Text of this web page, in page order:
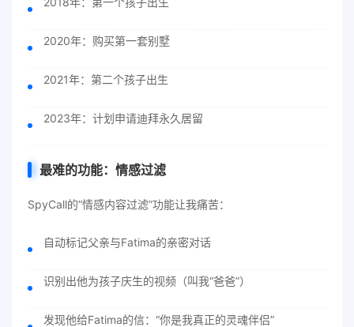
2020年：购买第一套别墅
2021年：第二个孩子出生
2023年：计划申请迪拜永久居留
最难的功能：情感过滤
SpyCall的“情感内容过滤”功能让我痛苦：
自动标记父亲与Fatima的亲密对话
识别出他为孩子庆生的视频（叫我“爸爸”）
发现他给Fatima的信：“你是我真正的灵魂伴侣”